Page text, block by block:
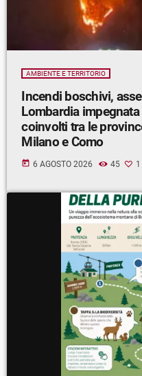
AMBIENTE E TERRITORIO
Incendi boschivi,
Lombardia
coinvolti tra le
Milano e Como
today 6 AGOSTO 2026 45 1